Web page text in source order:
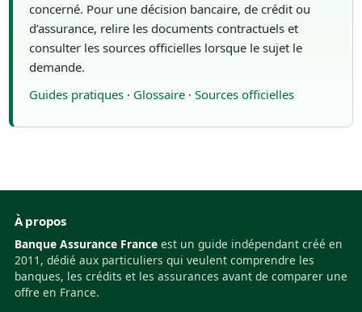
concerné. Pour une décision bancaire, de crédit ou
d’assurance, relire les documents contractuels et
consulter les sources officielles lorsque le sujet le
demande.
Guides pratiques· Glossaire· Sources officielles
À propos
Banque Assurance France est un guide indépendant créé en
2011, dédié aux particuliers qui veulent comprendre les
banques, les crédits et les assurances avant de comparer une
offre en France.